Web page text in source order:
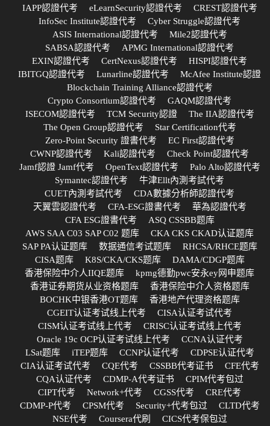
IAPP認證代考
eLearnSecurity認證代考
CREST認證代考
InfoSec Institute認證代考
Cyber Struggle認證代考
ASIS International認證代考
Mile2認證代考
SABSA認證代考
APMG International認證代考
EXIN認證代考
CertNexus認證代考
HISPI認證代考
IBITGQ認證代考
Lunarline認證代考
McAfee Institute認證
Blockchain Training Alliance認證代考
Crypto Consortium認證代考
GAQM認證代考
ISECOM認證代考
TCM Security認證
The IIA認證代考
The Open Group認證代考
Star Certification代考
Zero-Point Security 證書代考
EC First認證代考
CWNP認證代考
Kali認證代考
Check Point認證代考
Jamf認證 Jamf代考
OpenText認證代考
Palo Alto認證代考
Symantec認證代考
牛津Ellt內測考試代考
CUET內測考試代考
CDA數據分析師認證代考
天翼雲認證代考
CFA-ESG證書代考
華為認證代考
CFA ESG證書代考
ASQ CSSBB题库
AWS SAA C03 SAP C02 题库
CKA CKS CKAD认证题库
SAP PA认证题库
数据通信考试题库
RHCSA/RHCE题库
CISA题库
K8S/CKA/CKS题库
DAMA/CDGP题库
香港保险中介人IIQE题库
kpmg德勤pwc安永ey网申题库
香港证券期货从业资格题库
香港保险中介人资格题库
BOCHK中银香港OT题库
香港地产代理资格题库
CGEIT认证考试线上代考
CISA认证考试代考
CISM认证考试线上代考
CRISC认证考试线上代考
Oracle 19c OCP认证考试线上代考
CCNA认证代考
LSat题库
iTEP题库 CCNP认证代考
CDPSE认证代考
CIA认证考试代考
CQE代考 CSSBB代考证书
CFE代考
CQA认证代考
CDMP-A代考证书
CPIM代考包过
CIPT代考
Network+代考 CGSS代考
CRE代考
CDMP-P代考
CPSM代考 Security+代考包过
CLTD代考
NSE代考
Coursera代刷
CICS代考保包过